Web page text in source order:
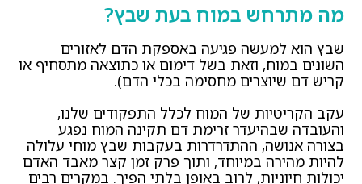
מה מתרחש במוח בעת שבץ?
שבץ הוא למעשה פגיעה באספקת הדם לאזורים
השונים במוח, וזאת בשל דימום או כתוצאה מתסחיף או
קריש דם שיוצרים מחסימה בכלי הדם).
עקב הקריטיות של המוח לכלל התפקודים שלנו,
והעובדה שבהיעדר זרימת דם תקינה המוח נפגע
בצורה אנושה, ההתדרדרות בעקבות שבץ מוחי עלולה
להיות מהירה במיוחד, ותוך פרק זמן קצר מאבד האדם
יכולות חיוניות, לרוב באופן בלתי הפיך. במקרים רבים